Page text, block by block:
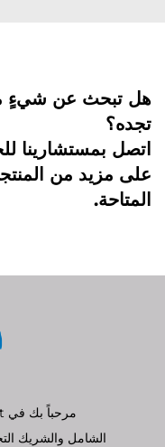
هل تبحث عن شيءٍ
تجده؟
اتصل بمستشارينا
على مزيد من
المتاحة.
الشامل والشريك